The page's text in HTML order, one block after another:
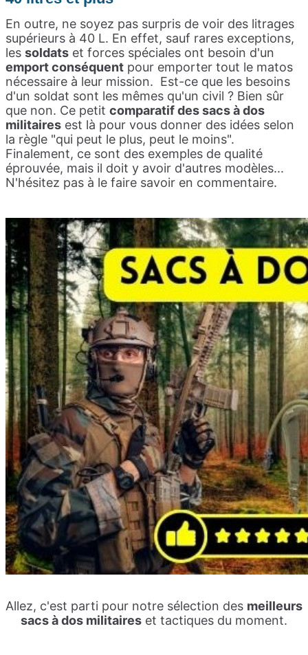
En outre, ne soyez pas surpris de voir des litrages
supérieurs à 40 L. En effet, sauf rares exceptions,
les soldats et forces spéciales ont besoin d'un
emport conséquent pour emporter tout le matos
nécessaire à leur mission. Est-ce que les besoins
d'un soldat sont les mêmes qu'un civil ? Bien sûr
que non. Ce petit comparatif des sacs à dos
militaires est là pour vous donner des idées selon
la règle "qui peut le plus, peut le moins".
Finalement, ce sont des exemples de qualité
éprouvée, mais il doit y avoir d'autres modèles...
N'hésitez pas à le faire savoir en commentaire.
Allez, c'est parti pour notre sélection des meilleurs
sacs à dos militaires et tactiques du moment.